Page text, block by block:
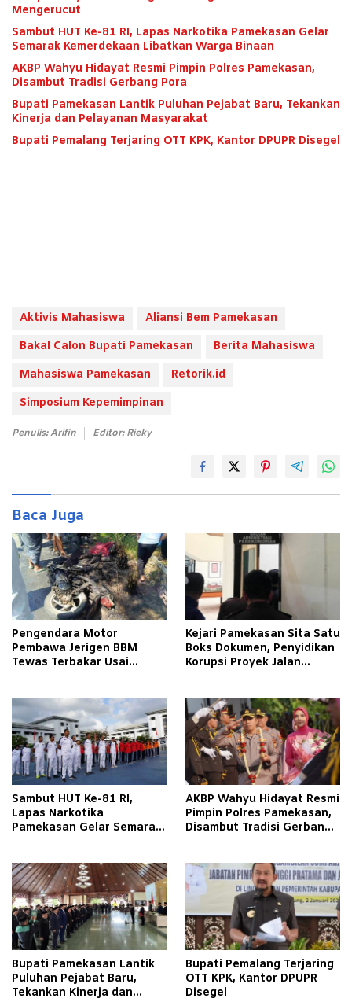
Mengerucut
Sambut HUT Ke-81 RI, Lapas Narkotika Pamekasan Gelar
Semarak Kemerdekaan Libatkan Warga Binaan
AKBP Wahyu Hidayat Resmi Pimpin Polres Pamekasan,
Disambut Tradisi Gerbang Pora
Bupati Pamekasan Lantik Puluhan Pejabat Baru, Tekankan
Kinerja dan Pelayanan Masyarakat
Bupati Pemalang Terjaring OTT KPK, Kantor DPUPR Disegel
Aktivis Mahasiswa
Aliansi Bem Pamekasan
Bakal Calon Bupati Pamekasan
Berita Mahasiswa
Mahasiswa Pamekasan
Retorik.id
Simposium Kepemimpinan
Penulis: Arifin Editor: Rieky
Baca Juga
Pengendara Motor
Pembawa Jerigen BBM
Tewas Terbakar Usai
Pamekasan
Kejari Pamekasan Sita Satu
Boks Dokumen, Penyidikan
Korupsi Proyek Jalan
Sambut HUT Ke-81 RI,
Lapas Narkotika
Pamekasan Gelar Semarak
AKBP Wahyu Hidayat Resmi
Pimpin Polres Pamekasan,
Disambut Tradisi Gerbang
Bupati Pamekasan Lantik
Puluhan Pejabat Baru,
Tekankan Kinerja dan
Bupati Pemalang Terjaring
OTT KPK, Kantor DPUPR
Disegel